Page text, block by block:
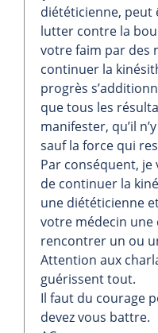
diététicienne,
lutter contre la
votre faim par des
continuer la
progrès
que tous les
manifester, qu’il
sauf la force qui
Par conséquent, je
de continuer la
une diététicienne
votre médecin
rencontrer un ou
Attention aux
guérissent tout.
Il faut du courage
devez vous battre.